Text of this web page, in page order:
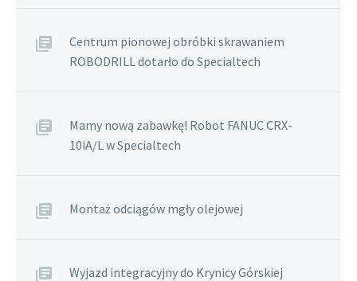
Centrum pionowej obróbki skrawaniem
ROBODRILL dotarło do Specialtech
Mamy nową zabawkę! Robot FANUC CRX-
10iA/L w Specialtech
Montaż odciągów mgły olejowej
Wyjazd integracyjny do Krynicy Górskiej